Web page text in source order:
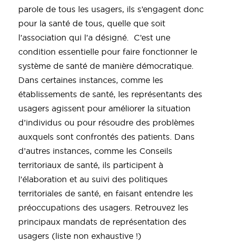
parole de tous les usagers, ils s’engagent donc
pour la santé de tous, quelle que soit
l’association qui l’a désigné. C’est une
condition essentielle pour faire fonctionner le
système de santé de manière démocratique.
Dans certaines instances, comme les
établissements de santé, les représentants des
usagers agissent pour améliorer la situation
d’individus ou pour résoudre des problèmes
auxquels sont confrontés des patients. Dans
d’autres instances, comme les Conseils
territoriaux de santé, ils participent à
l’élaboration et au suivi des politiques
territoriales de santé, en faisant entendre les
préoccupations des usagers. Retrouvez les
principaux mandats de représentation des
usagers (liste non exhaustive !)